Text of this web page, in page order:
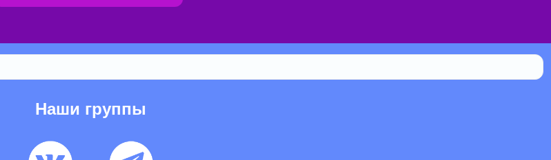
Наши группы